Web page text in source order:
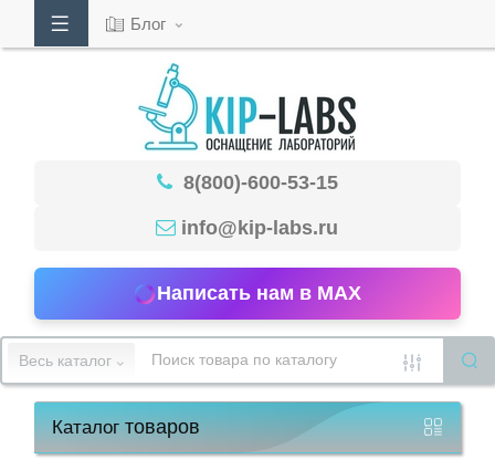
53-
15
Блог
8(800)-600-53-15
info@kip-labs.ru
Написать нам в MAX
Весь каталог
Каталогтоваров